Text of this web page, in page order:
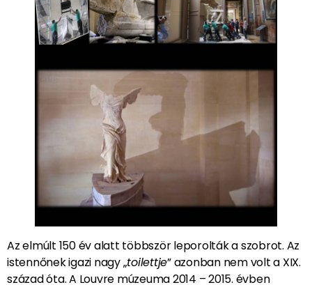
Az elmúlt 150 év alatt többször leporolták a szobrot. Az
istennőnek igazi nagy „toilettje” azonban nem volt a XIX.
század óta. A Louvre múzeuma 2014 – 2015. évben